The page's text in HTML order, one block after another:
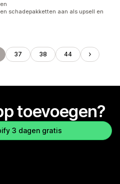
schadepakketten aan als upsell en
37 38 44
toevoegen?
3 dagen gratis